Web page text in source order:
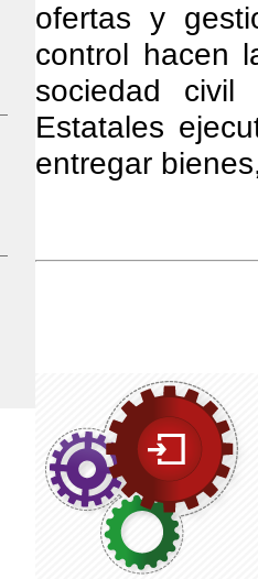
ofertas y
control hacen
sociedad
Estatales
entregar